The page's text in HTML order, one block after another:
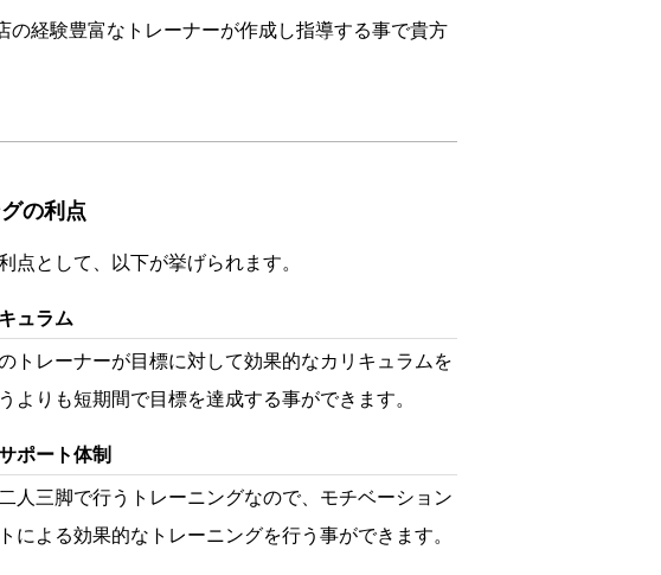
経験豊富なトレーナーが作成し指導する事で貴方
の利点
点として、以下が挙げられます。
ュラム
トレーナーが目標に対して効果的なカリキュラムを
よりも短期間で目標を達成する事ができます。
ポート体制
人三脚で行うトレーニングなので、モチベーション
による効果的なトレーニングを行う事ができます。